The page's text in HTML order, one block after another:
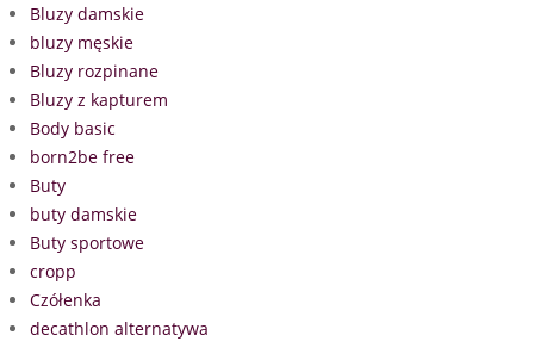
Bluzy damskie
bluzy męskie
Bluzy rozpinane
Bluzy z kapturem
Body basic
born2be free
Buty
buty damskie
Buty sportowe
cropp
Czółenka
decathlon alternatywa